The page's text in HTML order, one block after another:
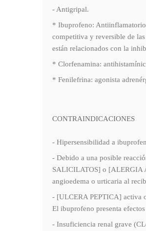
- Antigripal.
* Ibuprofeno: Antiinflamatorio
competitiva y reversible de
están relacionados con la
* Clorfenamina:
* Fenilefrina: agonista
CONTRAINDICACIONES
- Hipersensibilidad a
- Debido a una posible
SALICILATOS] o [ALERGIA
angioedema o urticaria al
- [ULCERA PEPTICA] activa
El ibuprofeno presenta
- Insuficiencia renal grave